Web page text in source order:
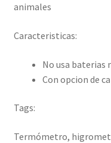
animales
Caracteristicas:
No usa baterias
Con opcion de
Tags:
Termómetro,